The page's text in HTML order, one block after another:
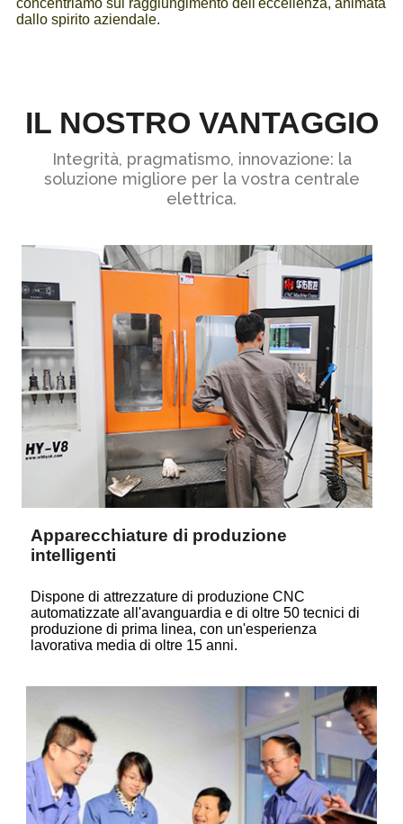
dallo spirito aziendale.
IL NOSTRO VANTAGGIO
Integrità, pragmatismo, innovazione: la
soluzione migliore per la vostra centrale
elettrica.
Apparecchiature di produzione
intelligenti
Dispone di attrezzature di produzione CNC
automatizzate all'avanguardia e di oltre 50 tecnici di
produzione di prima linea, con un'esperienza
lavorativa media di oltre 15 anni.